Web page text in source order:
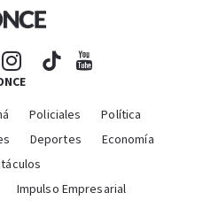
Policiales
Política
Deportes
Economía
Impulso Empresarial